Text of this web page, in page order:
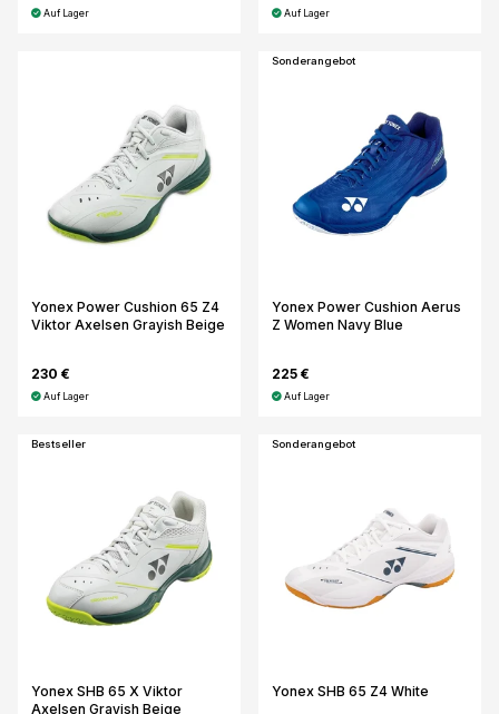
Auf Lager Auf Lager
Yonex Power Cushion 65 Z4
Viktor Axelsen Grayish Beige
230 €
Auf Lager
Sonderangebot
Yonex Power Cushion Aerus
Z Women Navy Blue
225 €
Auf Lager
Bestseller
Yonex SHB 65 X Viktor
Axelsen Grayish Beige
Sonderangebot
Yonex SHB 65 Z4 White